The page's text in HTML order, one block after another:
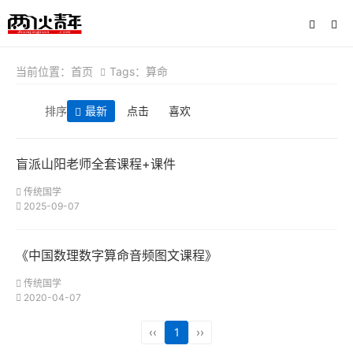
当前位置： 首页 Tags：算命
排序 最新 点击 喜欢
盲派山阳老师全套课程+课件
传统国学
2025-09-07
《中国数理数字算命音频图文课程》
传统国学
2020-04-07
‹‹ 1 ››